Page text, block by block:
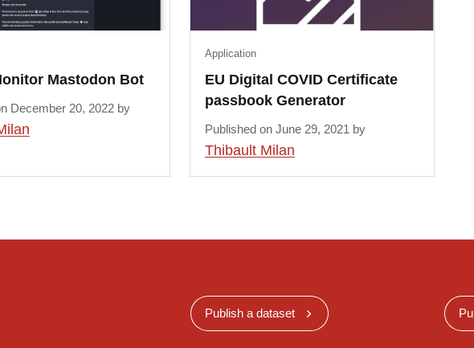
Mastodon Bot
December 20, 2022 by
EU Digital COVID Certificate
passbook Generator
Application
Published on June 29, 2021 by
Thibault Milan
Publish a dataset